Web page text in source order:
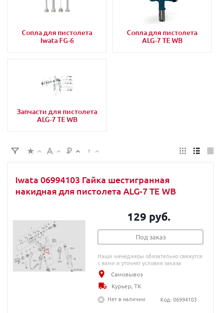
Сопла для пистолета
Iwata FG-6
Сопла для пистолета
ALG-7 TE WB
Запчасти для пистолета
ALG-7 TE WB
Iwata 06994103 Гайка шестигранная
накидная для пистолета ALG-7 TE WB
129 руб.
Под заказ
Наши менеджеры обязательно свяжутся
с вами и уточнят условия заказа
Самовывоз
Курьер, ТК
Нет в наличии
Код: 06994103